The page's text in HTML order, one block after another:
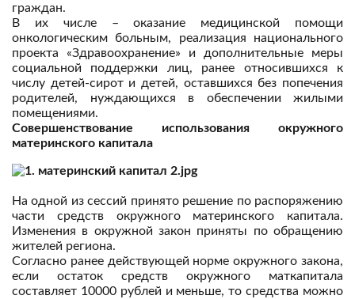
граждан.
В их числе – оказание медицинской помощи
онкологическим больным, реализация национального
проекта «Здравоохранение» и дополнительные меры
социальной поддержки лиц, ранее относившихся к
числу детей-сирот и детей, оставшихся без попечения
родителей, нуждающихся в обеспечении жилыми
помещениями.
Совершенствование использования окружного
материнского капитала
На одной из сессий принято решение по распоряжению
части средств окружного материнского капитала.
Изменения в окружной закон приняты по обращению
жителей региона.
Согласно ранее действующей норме окружного закона,
если остаток средств окружного маткапитала
составляет 10000 рублей и меньше, то средства можно